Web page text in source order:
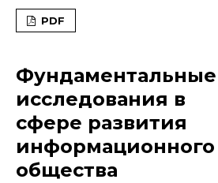
PDF
Фундаментальные
исследования в
сфере развития
информационного
общества